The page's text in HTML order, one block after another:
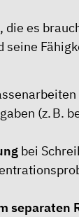
die es
(z. B.
bei
separaten